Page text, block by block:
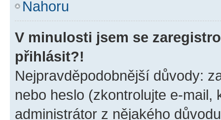
Nahoru
V minulosti jsem se
přihlásit?!
Nejpravděpodobnější důvody:
nebo heslo (zkontrolujte e-
administrátor z nějakého